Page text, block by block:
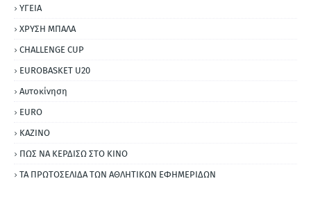
ΥΓΕΙΑ
ΧΡΥΣΗ ΜΠΑΛΑ
CHALLENGE CUP
EUROBASKET U20
Αυτοκίνηση
ΕURO
ΚΑΖΙΝΟ
ΠΩΣ ΝΑ ΚΕΡΔΙΣΩ ΣΤΟ ΚΙΝΟ
ΤΑ ΠΡΩΤΟΣΕΛΙΔΑ ΤΩΝ ΑΘΛΗΤΙΚΩΝ ΕΦΗΜΕΡΙΔΩΝ